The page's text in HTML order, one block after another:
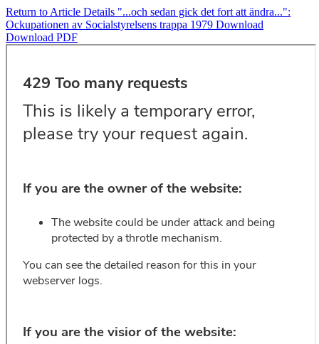
Return to Article Details "...och sedan gick det fort att ändra...":
Ockupationen av Socialstyrelsens trappa 1979 Download
Download PDF